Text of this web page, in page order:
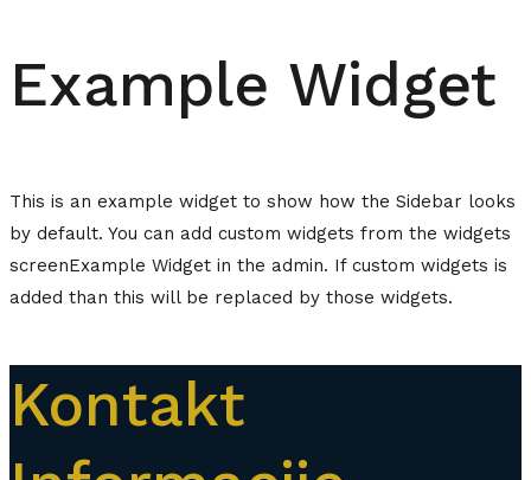
Example Widget
This is an example widget to show how the Sidebar looks
by default. You can add custom widgets from the widgets
screenExample Widget in the admin. If custom widgets is
added than this will be replaced by those widgets.
Kontakt